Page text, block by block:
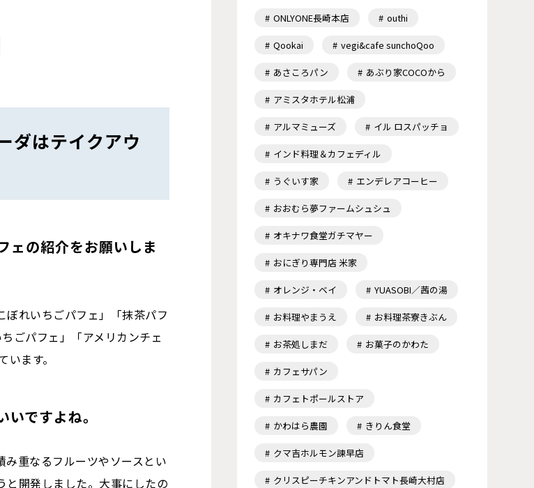
ダはテイクアウ
ェの紹介をお願いしま
ぼれいちごパフェ」「抹茶パフ
ごパフェ」「アメリカンチェ
ます。
ですよね。
み重なるフルーツやソースとい
と開発しました。大事にしたの
ONLYONE長崎本店 outhi
Qookai vegi&cafe sunchoQoo
あさころパン あぶり家COCOから
アミスタホテル松浦
アルマミューズ イル ロスパッチョ
インド料理＆カフェディル
うぐいす家 エンデレアコーヒー
おおむら夢ファームシュシュ
オキナワ食堂ガチマヤー
おにぎり専門店 米家
オレンジ・ベイ YUASOBI／茜の湯
お料理やまうえ お料理茶寮きぶん
お茶処しまだ お菓子のかわた
カフェサパン
カフェトポールストア
かわはら農園 きりん食堂
クマ吉ホルモン諫早店
クリスピーチキンアンドトマト長崎大村店